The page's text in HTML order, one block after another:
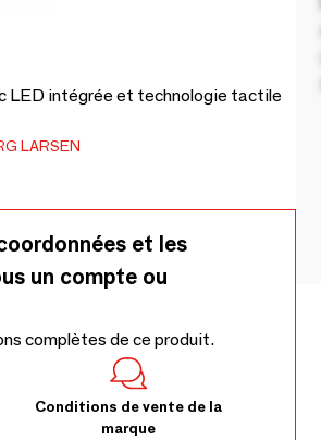
LED intégrée et technologie tactile
LARSEN
et les
un compte ou
complètes de ce produit.
Conditions de vente de la
marque